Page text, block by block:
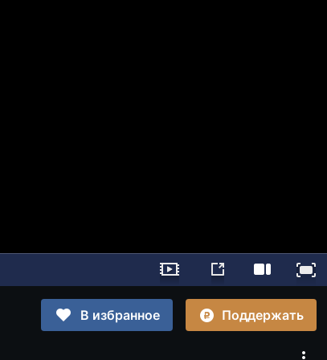
В избранное
Поддержать